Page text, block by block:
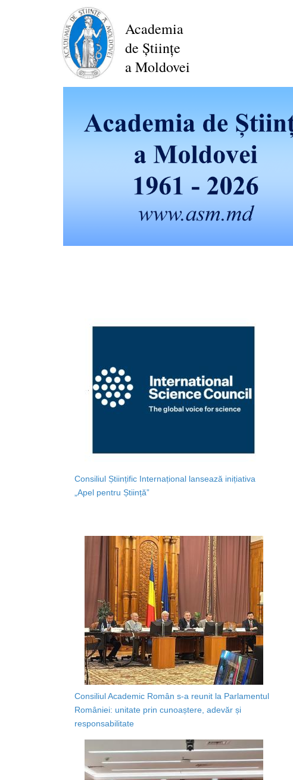
Academia
de Științe
a Moldovei
Consiliul Științific Internațional lansează inițiativa
„Apel pentru Știință”
Consiliul Academic Român s-a reunit la Parlamentul
României: unitate prin cunoaștere, adevăr și
responsabilitate